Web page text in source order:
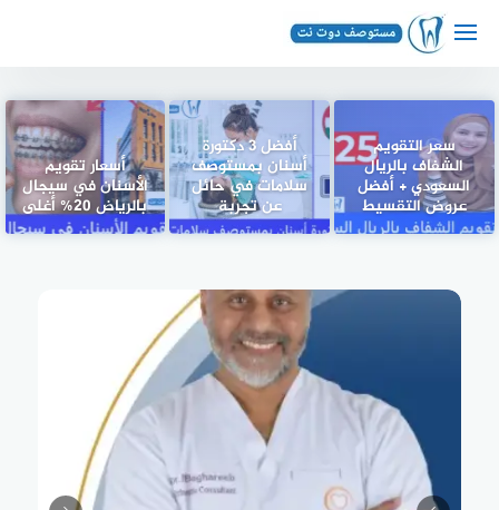
سعر التقويم
الشفاف بالريال
السعودي + أفضل
عروض التقسيط
أفضل 3 دكتورة
أسنان بمستوصف
سلامات في حائل
عن تجربة
أسعار تقويم
الأسنان في سيجال
بالرياض 20% أغلى